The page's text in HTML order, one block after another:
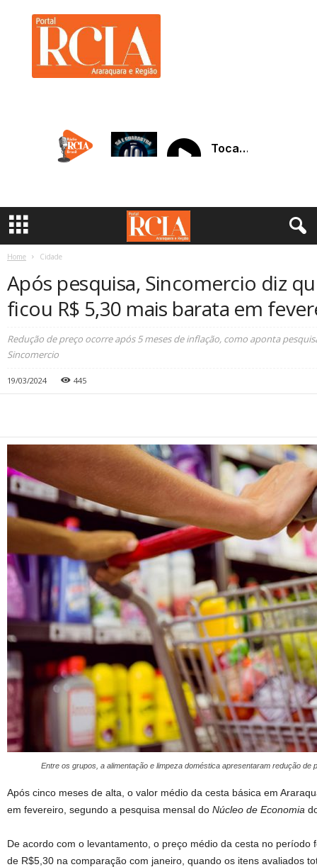
a
Home Cidade
Após pesquisa, Sincomercio diz
ficou R$ 5,30 mais barata em
Redução de preço ocorre após 5 meses de inflação, como aponta
Sincomercio
19/03/2024 445
Entre os grupos, a alimentação e limpeza doméstica apresentaram redução de
Após cinco meses de alta, o valor médio da cesta básica em
em fevereiro, segundo a pesquisa mensal do Núcleo de Economia
De acordo com o levantamento, o preço médio da cesta no período
de R$5,30 na comparação com janeiro, quando os itens avaliados